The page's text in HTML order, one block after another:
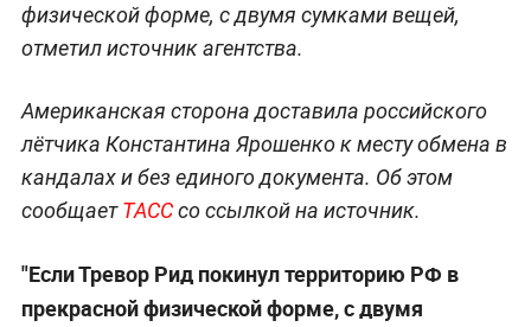
физической форме, с двумя сумками вещей,
отметил источник агентства.
Американская сторона доставила российского
лётчика Константина Ярошенко к месту обмена в
кандалах и без единого документа. Об этом
сообщаетТАССсо ссылкой на источник.
"Если Тревор Рид покинул территорию РФ в
прекрасной физической форме, с двумя